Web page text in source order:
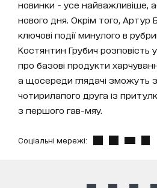
новинки - усе найважливіше,
нового дня. Окрім того,
ключові події минулого в
Костянтин Грубич розповість
про базові продукти
а щосереди глядачі зможуть
чотирилапого друга із
з першого гав-мяу.
Соціальні мережі: